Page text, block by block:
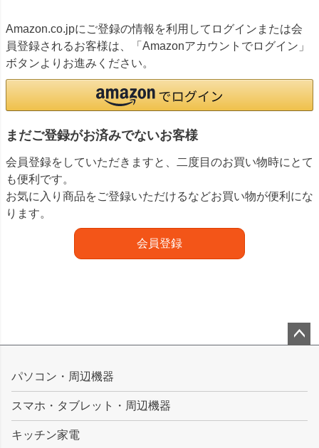
Amazon.co.jpにご登録の情報を利用してログインまたは会
員登録されるお客様は、「Amazonアカウントでログイン」
ボタンよりお進みください。
まだご登録がお済みでないお客様
会員登録をしていただきますと、二度目のお買い物時にとて
も便利です。
お気に入り商品をご登録いただけるなどお買い物が便利にな
ります。
会員登録
ップ
パソコン・周辺機器
スマホ・タブレット・周辺機器
キッチン家電